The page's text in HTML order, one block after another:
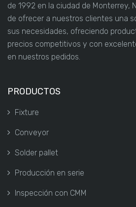
de 1992 en la ciudad de Monterrey,
de ofrecer a nuestros clientes una
sus necesidades, ofreciendo
precios competitivos y con
en nuestros pedidos.
PRODUCTOS
Fixture
Conveyor
Solder pallet
Producción en serie
Inspección con CMM